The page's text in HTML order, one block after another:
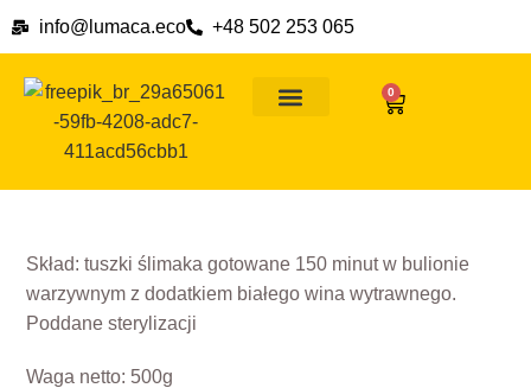
info@lumaca.eco +48 502 253 065
0
Skład: tuszki ślimaka gotowane 150 minut w bulionie
warzywnym z dodatkiem białego wina wytrawnego.
Poddane sterylizacji
Waga netto: 500g